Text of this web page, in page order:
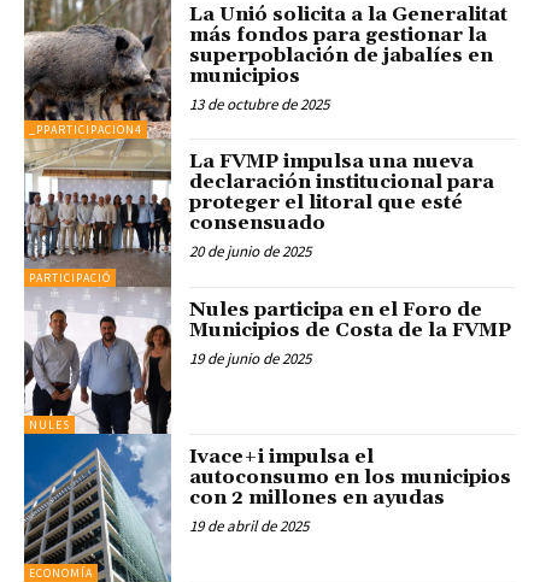
_PPARTICIPACION4
La Unió solicita a la Generalitat
más fondos para gestionar la
superpoblación de jabalíes en
municipios
13 de octubre de 2025
PARTICIPACIÓ
La FVMP impulsa una nueva
declaración institucional para
proteger el litoral que esté
consensuado
20 de junio de 2025
NULES
Nules participa en el Foro de
Municipios de Costa de la FVMP
19 de junio de 2025
ECONOMÍA
Ivace+i impulsa el
autoconsumo en los municipios
con 2 millones en ayudas
19 de abril de 2025